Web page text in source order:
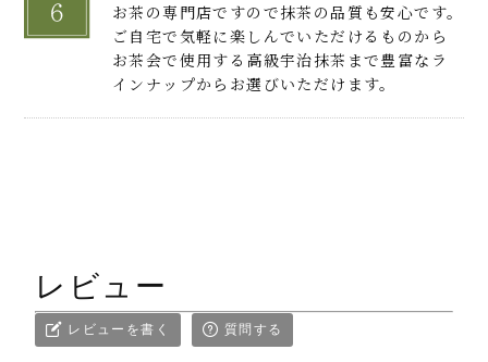
お茶の専門店ですので抹茶の品質も安心です。
ご自宅で気軽に楽しんでいただけるものから
お茶会で使用する高級宇治抹茶まで豊富なラ
インナップからお選びいただけます。
レビュー
レビューを書く 質問する